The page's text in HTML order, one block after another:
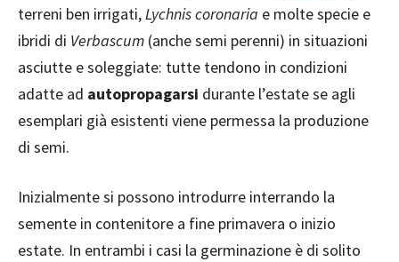
terreni ben irrigati,Lychnis coronaria e molte specie e
ibridi di Verbascum (anche semi perenni) in situazioni
asciutte e soleggiate: tutte tendono in condizioni
adatte ad autopropagarsi durante l’estate se agli
esemplari già esistenti viene permessa la produzione
di semi.
Inizialmente si possono introdurre interrando la
semente in contenitore a fine primavera o inizio
estate. In entrambi i casi la germinazione è di solito